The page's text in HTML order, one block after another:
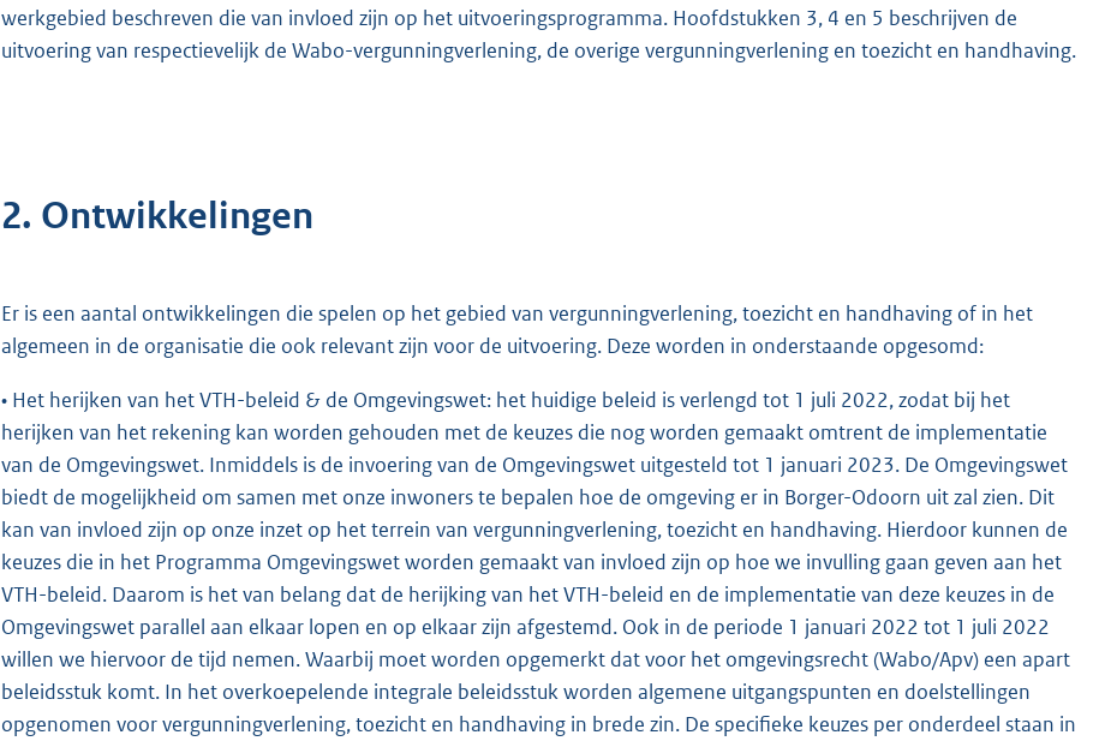
werkgebied beschreven die van invloed zijn op het uitvoeringsprogramma. Hoofdstukken 3, 4 en 5 beschrijven de
uitvoering van respectievelijk de Wabo-vergunningverlening, de overige vergunningverlening en toezicht en handhaving.
2. Ontwikkelingen
Er is een aantal ontwikkelingen die spelen op het gebied van vergunningverlening, toezicht en handhaving of in het
algemeen in de organisatie die ook relevant zijn voor de uitvoering. Deze worden in onderstaande opgesomd:
• Het herijken van het VTH-beleid & de Omgevingswet: het huidige beleid is verlengd tot 1 juli 2022, zodat bij het
herijken van het rekening kan worden gehouden met de keuzes die nog worden gemaakt omtrent de implementatie
van de Omgevingswet. Inmiddels is de invoering van de Omgevingswet uitgesteld tot 1 januari 2023. De Omgevingswet
biedt de mogelijkheid om samen met onze inwoners te bepalen hoe de omgeving er in Borger-Odoorn uit zal zien. Dit
kan van invloed zijn op onze inzet op het terrein van vergunningverlening, toezicht en handhaving. Hierdoor kunnen de
keuzes die in het Programma Omgevingswet worden gemaakt van invloed zijn op hoe we invulling gaan geven aan het
VTH-beleid. Daarom is het van belang dat de herijking van het VTH-beleid en de implementatie van deze keuzes in de
Omgevingswet parallel aan elkaar lopen en op elkaar zijn afgestemd. Ook in de periode 1 januari 2022 tot 1 juli 2022
willen we hiervoor de tijd nemen. Waarbij moet worden opgemerkt dat voor het omgevingsrecht (Wabo/Apv) een apart
beleidsstuk komt. In het overkoepelende integrale beleidsstuk worden algemene uitgangspunten en doelstellingen
opgenomen voor vergunningverlening, toezicht en handhaving in brede zin. De specifieke keuzes per onderdeel staan in